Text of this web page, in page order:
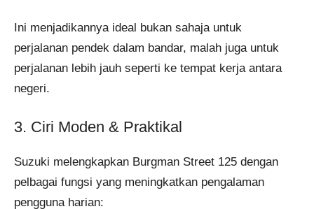
Ini menjadikannya ideal bukan sahaja untuk
perjalanan pendek dalam bandar, malah juga untuk
perjalanan lebih jauh seperti ke tempat kerja antara
negeri.
3. Ciri Moden & Praktikal
Suzuki melengkapkan Burgman Street 125 dengan
pelbagai fungsi yang meningkatkan pengalaman
pengguna harian: